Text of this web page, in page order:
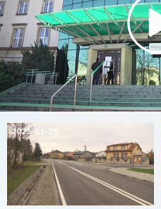
2025-11-28